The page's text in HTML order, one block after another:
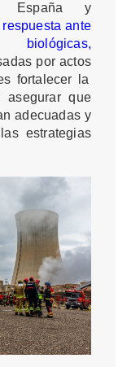
España y
ante
biológicas,
por actos
fortalecer la
asegurar que
adecuadas y
estrategias